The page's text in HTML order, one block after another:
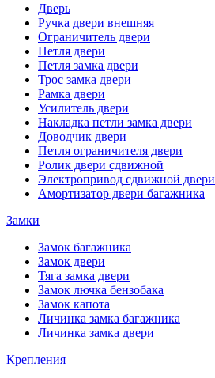
Дверь
Ручка двери внешняя
Ограничитель двери
Петля двери
Петля замка двери
Трос замка двери
Рамка двери
Усилитель двери
Накладка петли замка двери
Доводчик двери
Петля ограничителя двери
Ролик двери сдвижной
Электропривод сдвижной двери
Амортизатор двери багажника
Замки
Замок багажника
Замок двери
Тяга замка двери
Замок лючка бензобака
Замок капота
Личинка замка багажника
Личинка замка двери
Крепления